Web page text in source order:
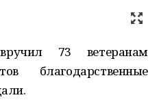
73 ветеранам
благодарственные